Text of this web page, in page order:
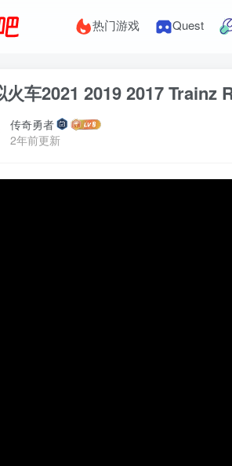
热门游戏 Quest
火车2021 2019 2017
传奇勇者
2年前更新